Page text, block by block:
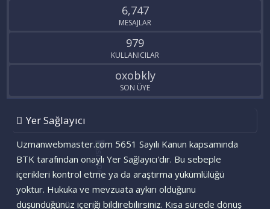
6,747
MESAJLAR
979
KULLANICILAR
oxobkly
SON ÜYE
Yer Sağlayıcı
Uzmanwebmaster.com 5651 Sayılı Kanun kapsamında
BTK tarafından onaylı Yer Sağlayıcı'dır. Bu sebeple
içerikleri kontrol etme ya da araştırma yükümlülüğü
yoktur. Hukuka ve mevzuata aykırı olduğunu
düşündüğünüz içeriği bildirebilirsiniz. Kısa sürede dönüş